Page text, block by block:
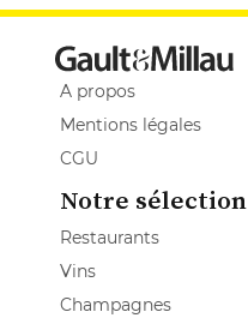
A propos
Mentions légales
CGU
Notre sélection
Restaurants
Vins
Champagnes